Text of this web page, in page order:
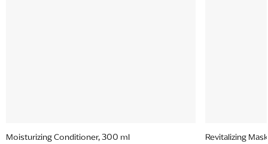
Moisturizing Conditioner, 300 ml Revitalizing